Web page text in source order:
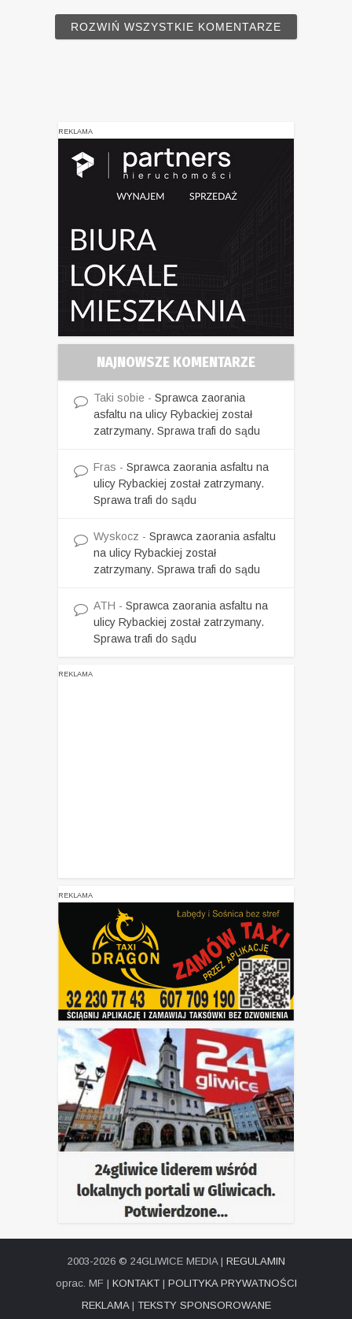
ROZWIŃ WSZYSTKIE KOMENTARZE
REKLAMA
NAJNOWSZE KOMENTARZE
Taki sobie - Sprawca zaorania
asfaltu na ulicy Rybackiej został
zatrzymany. Sprawa trafi do sądu
Fras - Sprawca zaorania asfaltu na
ulicy Rybackiej został zatrzymany.
Sprawa trafi do sądu
Wyskocz - Sprawca zaorania asfaltu
na ulicy Rybackiej został
zatrzymany. Sprawa trafi do sądu
ATH - Sprawca zaorania asfaltu na
ulicy Rybackiej został zatrzymany.
Sprawa trafi do sądu
REKLAMA
REKLAMA
2003-2026 © 24GLIWICE MEDIA | REGULAMIN
oprac. MF | KONTAKT| POLITYKA PRYWATNOŚCI
REKLAMA| TEKSTY SPONSOROWANE